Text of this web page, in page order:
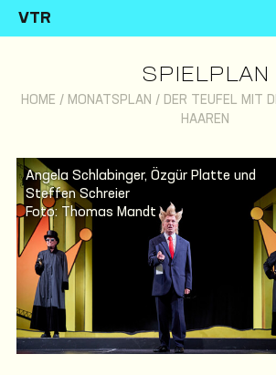
VTR
SPIELPLAN
HOME / MONATSPLAN / DER TEUFEL MIT
HAAREN
Angela Schlabinger, Özgür Platte und
Steffen Schreier
Foto: Thomas Mandt